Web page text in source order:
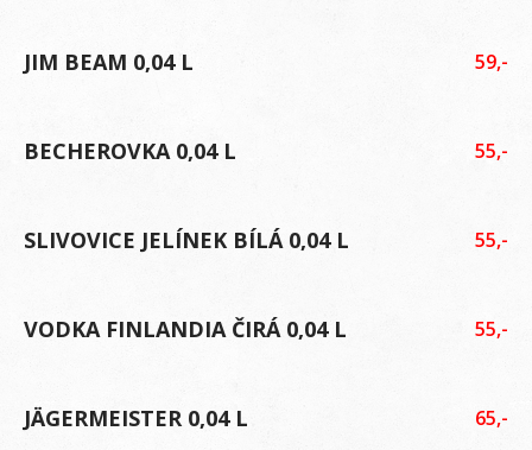
JIM BEAM 0,04 L 59,-
BECHEROVKA 0,04 L 55,-
SLIVOVICE JELÍNEK BÍLÁ 0,04 L 55,-
VODKA FINLANDIA ČIRÁ 0,04 L 55,-
JÄGERMEISTER 0,04 L 65,-